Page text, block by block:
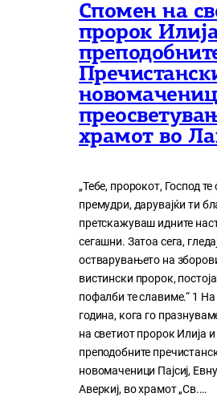
Спомен на
пророк
храмот во
„Тебе, пророкот, Господ те
премудри, дарувајќи ти
претскажуваш идните
сегашни. Затоа сега,
остварувањето на
вистински пророк,
пофалби те славиме.“ 1
година, кога го
на светиот пророк Илија и
преподобните
новомаченици Пајсиј,
Аверкиј, во храмот „Св.…